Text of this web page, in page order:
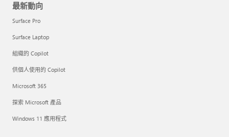
最新動向
Surface Pro
Surface Laptop
組織的 Copilot
供個人使用的 Copilot
Microsoft 365
探索 Microsoft 產品
Windows 11 應用程式